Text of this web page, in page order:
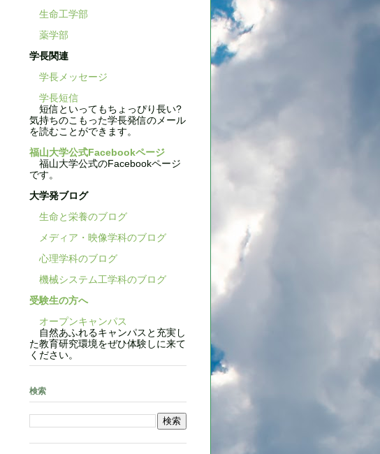
生命工学部
薬学部
学長関連
学長メッセージ
学長短信
短信といってもちょっぴり長い?
気持ちのこもった学長発信のメール
を読むことができます。
福山大学公式Facebookページ
福山大学公式のFacebookページ
です。
大学発ブログ
生命と栄養のブログ
メディア・映像学科のブログ
心理学科のブログ
機械システム工学科のブログ
受験生の方へ
オープンキャンパス
自然あふれるキャンパスと充実し
た教育研究環境をぜひ体験しに来て
ください。
検索